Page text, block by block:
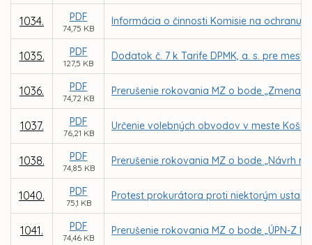
1034. PDF
74,75 KB
Informácia o činnosti Komisie na ochranu
1035. PDF
127,5 KB
Dodatok č. 7 k Tarife DPMK, a. s. pre
1036. PDF
74,72 KB
Prerušenie rokovania MZ o bode „Zmena
1037. PDF
76,21 KB
Určenie volebných obvodov v meste
1038. PDF
74,85 KB
Prerušenie rokovania MZ o bode „Návrh
1040. PDF
75,1 KB
Protest prokurátora proti niektorým
1041. PDF
74,46 KB
Prerušenie rokovania MZ o bode „ÚPN-Z